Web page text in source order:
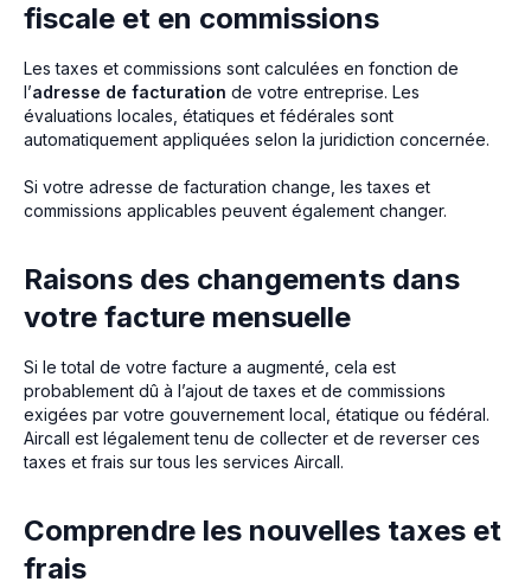
fiscale et en commissions
Les taxes et commissions sont calculées en fonction de
l’adresse de facturation de votre entreprise. Les
évaluations locales, étatiques et fédérales sont
automatiquement appliquées selon la juridiction concernée.
Si votre adresse de facturation change, les taxes et
commissions applicables peuvent également changer.
Raisons des changements dans
votre facture mensuelle
Si le total de votre facture a augmenté, cela est
probablement dû à l’ajout de taxes et de commissions
exigées par votre gouvernement local, étatique ou fédéral.
Aircall est légalement tenu de collecter et de reverser ces
taxes et frais sur tous les services Aircall.
Comprendre les nouvelles taxes et
frais